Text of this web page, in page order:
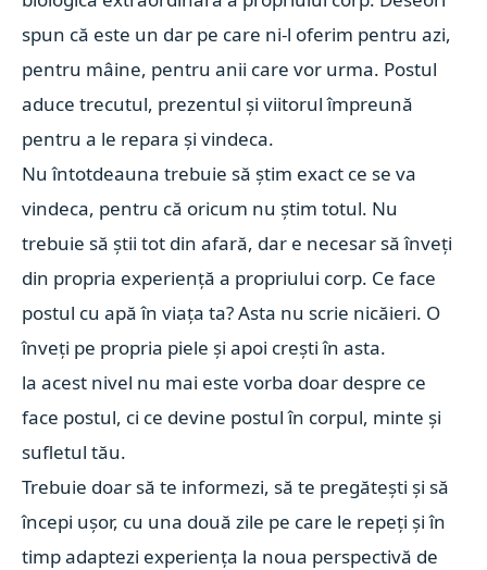
spun că este un dar pe care ni-l oferim pentru azi,
pentru mâine, pentru anii care vor urma. Postul
aduce trecutul, prezentul și viitorul împreună
pentru a le repara și vindeca.
Nu întotdeauna trebuie să știm exact ce se va
vindeca, pentru că oricum nu știm totul. Nu
trebuie să știi tot din afară, dar e necesar să înveți
din propria experiență a propriului corp. Ce face
postul cu apă în viața ta? Asta nu scrie nicăieri. O
înveți pe propria piele și apoi crești în asta.
la acest nivel nu mai este vorba doar despre ce
face postul, ci ce devine postul în corpul, minte și
sufletul tău.
Trebuie doar să te informezi, să te pregătești și să
începi ușor, cu una două zile pe care le repeți și în
timp adaptezi experiența la noua perspectivă de